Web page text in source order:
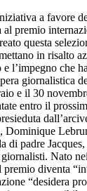
a favore
premio
questa
in risalto
l’impegno che
giornalistica
e il 30
entro il
Dominique
di padre
Nato
premio diventa
“desidera